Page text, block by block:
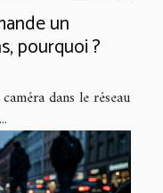
un
pourquoi ?
dans le réseau